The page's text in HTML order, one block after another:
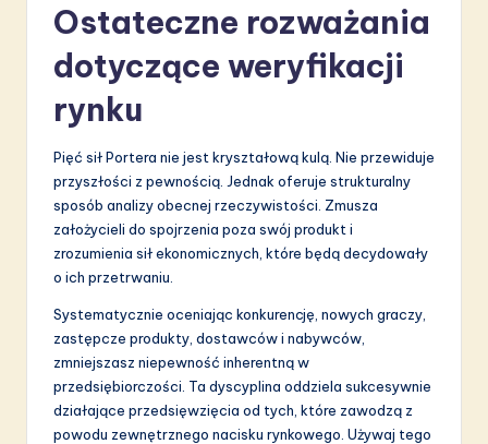
Ostateczne rozważania
dotyczące weryfikacji
rynku
Pięć sił Portera nie jest kryształową kulą. Nie przewiduje
przyszłości z pewnością. Jednak oferuje strukturalny
sposób analizy obecnej rzeczywistości. Zmusza
założycieli do spojrzenia poza swój produkt i
zrozumienia sił ekonomicznych, które będą decydowały
o ich przetrwaniu.
Systematycznie oceniając konkurencję, nowych graczy,
zastępcze produkty, dostawców i nabywców,
zmniejszasz niepewność inherentną w
przedsiębiorczości. Ta dyscyplina oddziela sukcesywnie
działające przedsięwzięcia od tych, które zawodzą z
powodu zewnętrznego nacisku rynkowego. Używaj tego